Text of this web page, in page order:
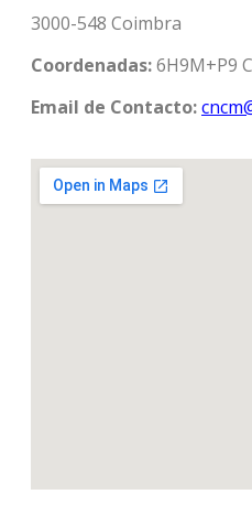
3000-548 Coimbra
Coordenadas:6H9M+P9
Email de Contacto: